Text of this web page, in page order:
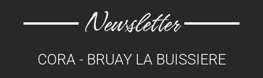
Newsletter
CORA - BRUAY LA BUISSIERE